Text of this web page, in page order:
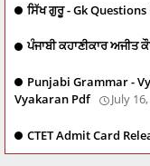
ਸਿੱਖ ਗੁਰੂ - Gk
ਪੰਜਾਬੀ ਕਹਾਣੀਕਾਰ ਅਜੀਤ
Punjabi Grammar -
Vyakaran Pdf
July
CTET Admit Card